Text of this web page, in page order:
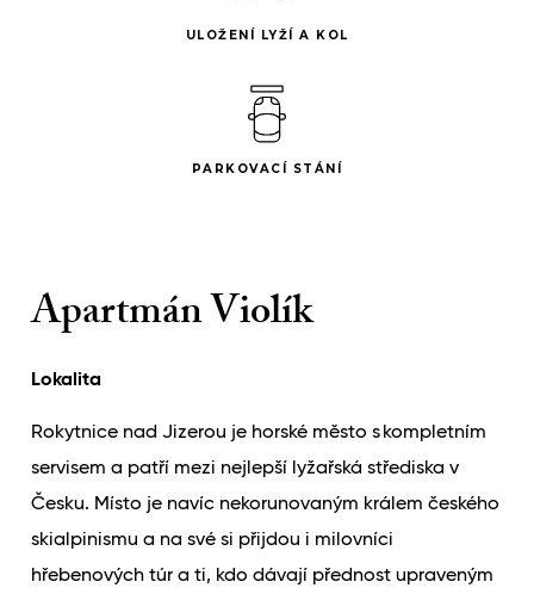
ULOŽENÍ LYŽÍ A KOL
PARKOVACÍ STÁNÍ
Apartmán Violík
Lokalita
Rokytnice nad Jizerou je horské město s kompletním
servisem a patří mezi nejlepší lyžařská střediska v
Česku. Místo je navíc nekorunovaným králem českého
skialpinismu a na své si přijdou i milovníci
hřebenových túr a ti, kdo dávají přednost upraveným